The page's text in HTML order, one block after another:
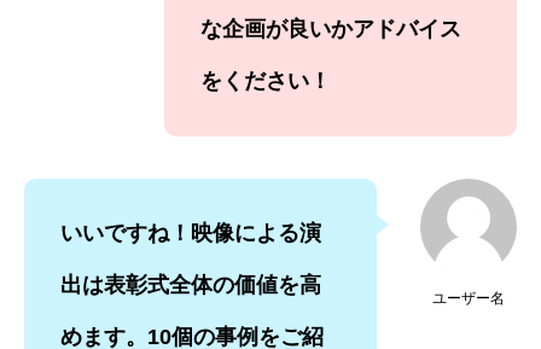
な企画が良いかアドバイス
をください！
ユーザー名
いいですね！映像による演
出は表彰式全体の価値を高
めます。10個の事例をご紹